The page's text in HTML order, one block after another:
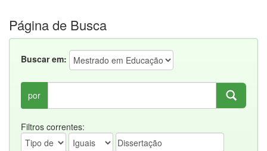
Página de Busca
Buscar em:
por
Filtros correntes: